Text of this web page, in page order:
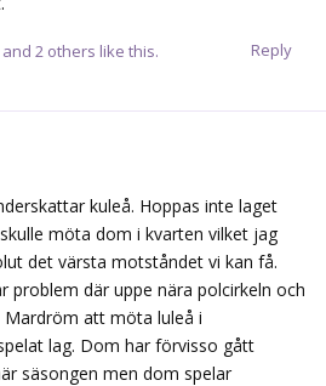
Reply
and 2 others like this.
kuleå. Hoppas inte laget
möta dom i kvarten vilket jag
det värsta motståndet vi kan få.
problem där uppe nära polcirkeln och
att möta luleå i
lag. Dom har förvisso gått
säsongen men dom spelar